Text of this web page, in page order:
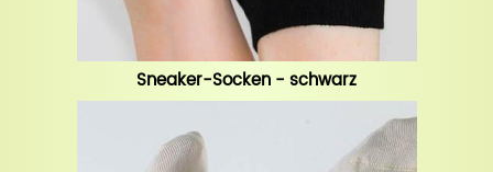
Sneaker-Socken - schwarz